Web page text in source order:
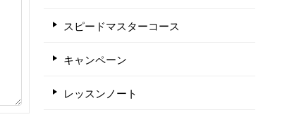
スピードマスターコース
キャンペーン
レッスンノート